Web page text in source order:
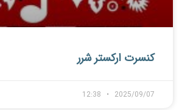
کنسرت ارکستر شرر
2025/09/07